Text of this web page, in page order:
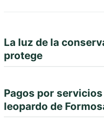
La luz de la
protege
Pagos por
leopardo de